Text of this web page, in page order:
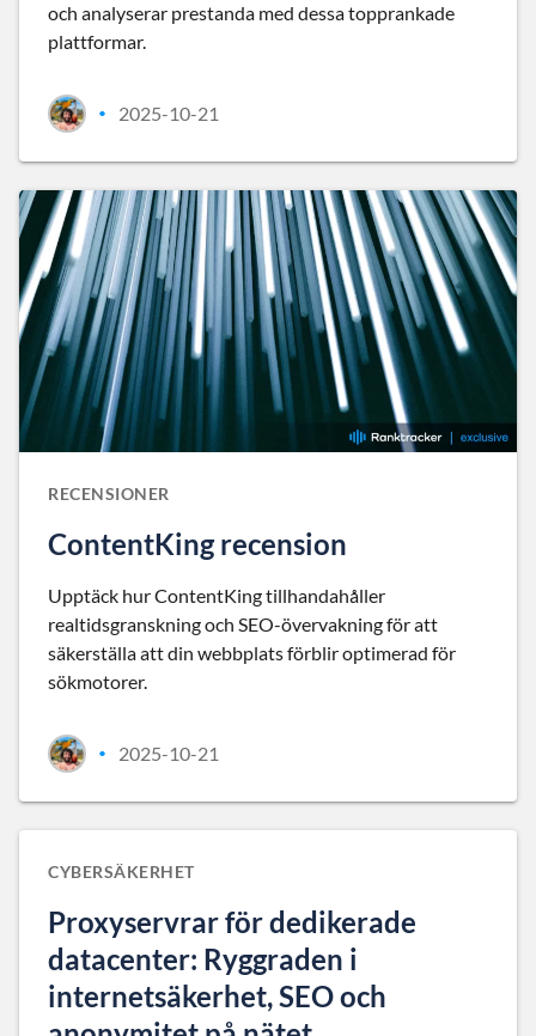
och analyserar prestanda med dessa topprankade
plattformar.
• 2025-10-21
RECENSIONER
ContentKing recension
Upptäck hur ContentKing tillhandahåller
realtidsgranskning och SEO-övervakning för att
säkerställa att din webbplats förblir optimerad för
sökmotorer.
• 2025-10-21
CYBERSÄKERHET
Proxyservrar för dedikerade
datacenter: Ryggraden i
internetsäkerhet, SEO och